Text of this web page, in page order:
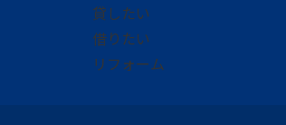
貸したい
借りたい
リフォーム